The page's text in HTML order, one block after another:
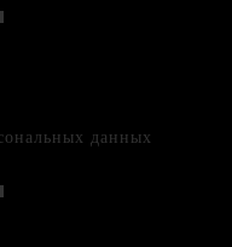
данных